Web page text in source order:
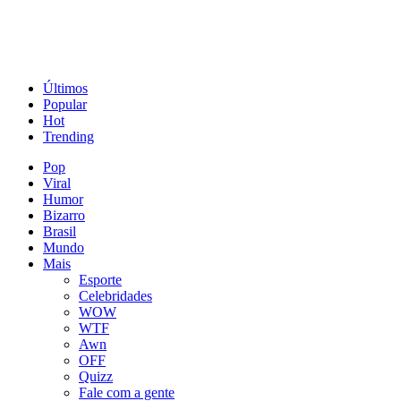
Últimos
Popular
Hot
Trending
Pop
Viral
Humor
Bizarro
Brasil
Mundo
Mais
Esporte
Celebridades
WOW
WTF
Awn
OFF
Quizz
Fale com a gente